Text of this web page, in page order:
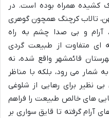
کشیده همراه بوده است. در
تالاب کرچنگ همچون گوهری
آرام و بی صدا چشم به راه
ای متفاوت از طبیعت گردی
قائمشهر واقع شده، نه
شمار می رود، بلکه با مناظر
نظیر برای رهایی از شلوغی
های خالص طبیعت را فراهم
آرام گرفته تا قایق سواری بر